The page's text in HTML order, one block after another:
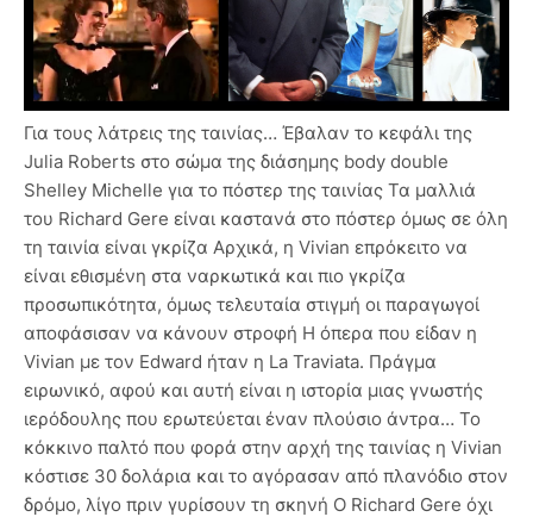
Για τους λάτρεις της ταινίας… Έβαλαν το κεφάλι της
Julia Roberts στο σώμα της διάσημης body double
Shelley Michelle για το πόστερ της ταινίας Τα μαλλιά
του Richard Gere είναι καστανά στο πόστερ όμως σε όλη
τη ταινία είναι γκρίζα Αρχικά, η Vivian επρόκειτο να
είναι εθισμένη στα ναρκωτικά και πιο γκρίζα
προσωπικότητα, όμως τελευταία στιγμή οι παραγωγοί
αποφάσισαν να κάνουν στροφή Η όπερα που είδαν η
Vivian με τον Edward ήταν η La Traviata. Πράγμα
ειρωνικό, αφού και αυτή είναι η ιστορία μιας γνωστής
ιερόδουλης που ερωτεύεται έναν πλούσιο άντρα… Το
κόκκινο παλτό που φορά στην αρχή της ταινίας η Vivian
κόστισε 30 δολάρια και το αγόρασαν από πλανόδιο στον
δρόμο, λίγο πριν γυρίσουν τη σκηνή Ο Richard Gere όχι